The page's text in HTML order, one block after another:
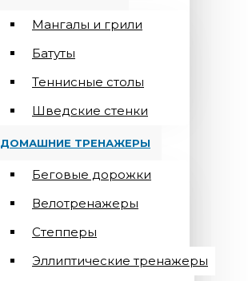
Мангалы и грили
Батуты
Теннисные столы
Шведские стенки
ДОМАШНИЕ ТРЕНАЖЕРЫ
Беговые дорожки
Велотренажеры
Степперы
Эллиптические тренажеры